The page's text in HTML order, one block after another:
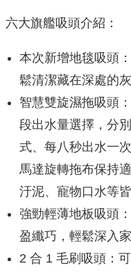
六大旗艦吸頭介紹：
本次新增地毯吸頭
鬆清潔藏在深處的灰
智慧雙旋濕拖吸頭
段出水量選擇，分
式、每八秒出水一
馬達旋轉拖布保持
汙泥、寵物口水等
強勁輕薄地板吸頭
盈纖巧，輕鬆深入
2 合 1 毛刷吸頭：